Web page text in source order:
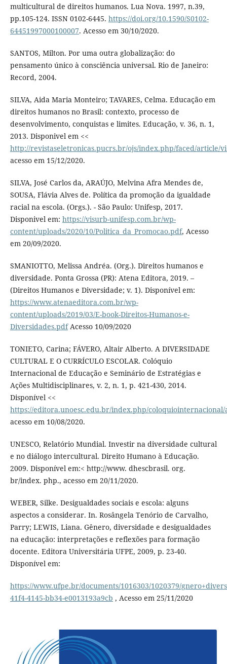
multicultural de direitos humanos. Lua Nova. 1997, n.39,
pp.105-124. ISSN 0102-6445. https://doi.org/10.1590/S0102-
64451997000100007. Acesso em 30/10/2020.
SANTOS, Milton. Por uma outra globalização: do
pensamento único à consciência universal. Rio de Janeiro:
Record, 2004.
SILVA, Aida Maria Monteiro; TAVARES, Celma. Educação em
direitos humanos no Brasil: contexto, processo de
desenvolvimento, conquistas e limites. Educação, v. 36, n. 1,
2013. Disponivel em <<
http://revistaseletronicas.pucrs.br/ojs/index.php/faced/article/
acesso em 15/12/2020.
SILVA, José Carlos da, ARAÚJO, Melvina Afra Mendes de,
SOUSA, Flávia Alves de. Política da promoção da igualdade
racial na escola. (Orgs.). - São Paulo: Unifesp, 2017.
Disponivel em: https://visurb-unifesp.com.br/wp-
content/uploads/2020/10/Politica_da_Promocao.pdf, Acesso
em 20/09/2020.
SMANIOTTO, Melissa Andréa. (Org.). Direitos humanos e
diversidade. Ponta Grossa (PR): Atena Editora, 2019. –
(Direitos Humanos e Diversidade; v. 1). Disponível em:
https://www.atenaeditora.com.br/wp-
content/uploads/2019/03/E-book-Direitos-Humanos-e-
Diversidades.pdfAcesso 10/09/2020
TONIETO, Carina; FÁVERO, Altair Alberto. A DIVERSIDADE
CULTURAL E O CURRÍCULO ESCOLAR. Colóquio
Internacional de Educação e Seminário de Estratégias e
Ações Multidisciplinares, v. 2, n. 1, p. 421-430, 2014.
Disponível <<
https://editora.unoesc.edu.br/index.php/
acesso em 10/08/2020.
UNESCO, Relatório Mundial. Investir na diversidade cultural
e no diálogo intercultural. Direito Humano à Educação.
2009. Disponível em:< http://www. dhescbrasil. org.
br/index. php., acesso em 20/11/2020.
WEBER, Silke. Desigualdades sociais e escola: alguns
aspectos a considerar. In. Rosângela Tenório de Carvalho,
Parry; LEWIS, Liana. Gênero, diversidade e desigualdades
na educação: interpretações e reflexões para formação
docente. Editora Universitária UFPE, 2009, p. 23-40.
Disponível em:
https://www.ufpe.br/documents/1016303/1020379/
41f4-4145-bb34-e0013193a9cb , Acesso em 25/11/2020